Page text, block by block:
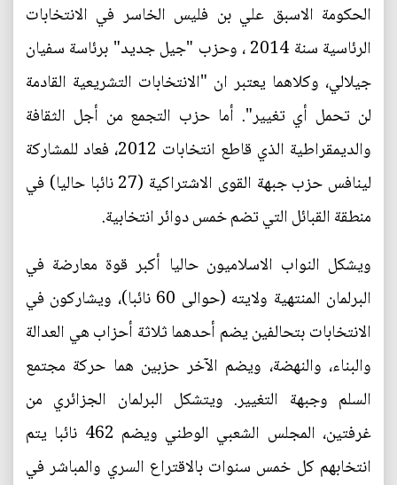
الحكومة الاسبق علي بن فليس الخاسر في الانتخابات
الرئاسية سنة 2014 ، وحزب "جيل جديد" برئاسة سفيان
جيلالي، وكلاهما يعتبر ان "الانتخابات التشريعية القادمة
لن تحمل أي تغيير". أما حزب التجمع من أجل الثقافة
والديمقراطية الذي قاطع انتخابات 2012، فعاد للمشاركة
لينافس حزب جبهة القوى الاشتراكية (27 نائبا حاليا) في
منطقة القبائل التي تضم خمس دوائر انتخابية.
ويشكل النواب الاسلاميون حاليا أكبر قوة معارضة في
البرلمان المنتهية ولايته (حوالى 60 نائبا)، ويشاركون في
الانتخابات بتحالفين يضم أحدهما ثلاثة أحزاب هي العدالة
والبناء، والنهضة، ويضم الآخر حزبين هما حركة مجتمع
السلم وجبهة التغيير. ويتشكل البرلمان الجزائري من
غرفتين، المجلس الشعبي الوطني ويضم 462 نائبا يتم
انتخابهم كل خمس سنوات بالاقتراع السري والمباشر في